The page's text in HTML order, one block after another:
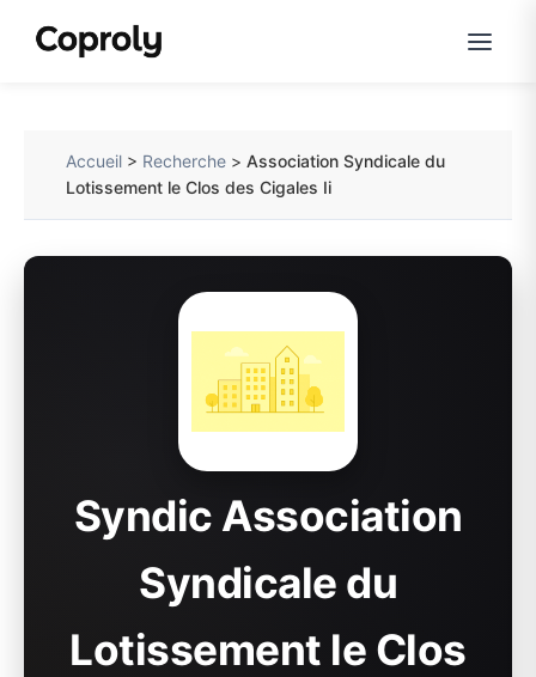
Accueil > Recherche >Association Syndicale du
Lotissement le Clos des Cigales Ii
Syndic Association
Syndicale du
Lotissement le Clos